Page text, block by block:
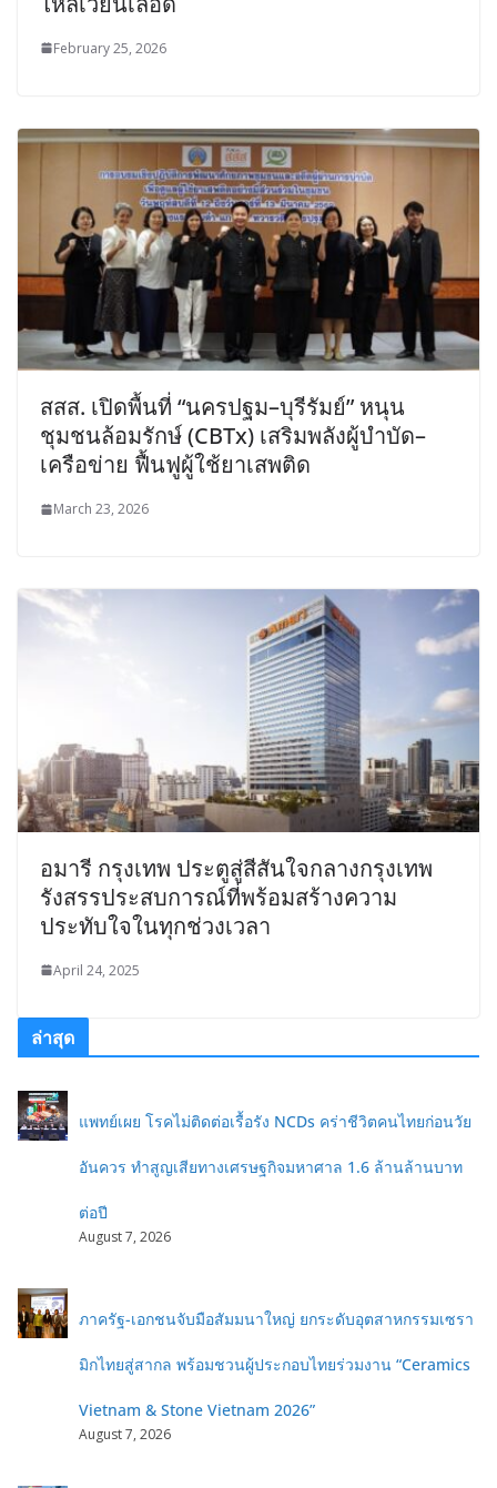
February 25, 2026
สสส. เปิดพื้นที่ “นครปฐม–บุรีรัมย์” หนุน
ชุมชนล้อมรักษ์ (CBTx) เสริมพลังผู้บำบัด–
เครือข่าย ฟื้นฟูผู้ใช้ยาเสพติด
March 23, 2026
อมารี กรุงเทพ ประตูสู่สีสันใจกลางกรุงเทพ
รังสรรประสบการณ์ที่พร้อมสร้างความ
ประทับใจในทุกช่วงเวลา
April 24, 2025
ล่าสุด
แพทย์เผย โรคไม่ติดต่อเรื้อรัง NCDs คร่าชีวิตคนไทยก่อนวัย
อันควร ทำสูญเสียทางเศรษฐกิจมหาศาล 1.6 ล้านล้านบาท
ต่อปี
August 7, 2026
ภาครัฐ-เอกชนจับมือสัมมนาใหญ่ ยกระดับอุตสาหกรรมเซรา
มิกไทยสู่สากล พร้อมชวนผู้ประกอบไทยร่วมงาน “Ceramics
Vietnam & Stone Vietnam 2026”
August 7, 2026